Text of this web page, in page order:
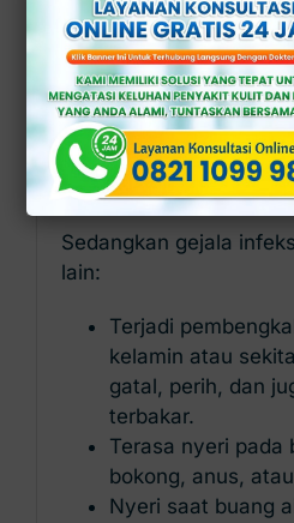
Gejala infeksi HSV-1
pahami, antara lain:
Nyeri, gatal, rasa
Terdapat luka
atau sariawan
Luka lepuh yang
Sedangkan gejala
lain:
Terjadi
kelamin atau
gatal, perih, dan
terbakar.
Terasa nyeri pada
bokong, anus,
Nyeri saat buang